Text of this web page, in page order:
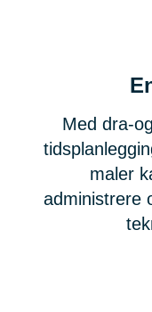
Med dra-
maler
administrere